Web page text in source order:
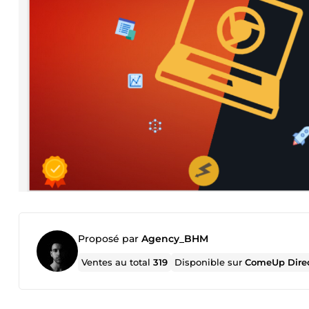
Proposé par Agency_BHM
Ventes au total319 Disponible surComeUp